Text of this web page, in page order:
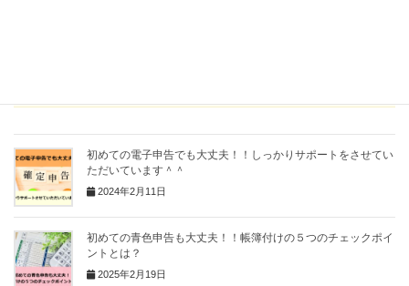
初めての電子申告でも大丈夫！！しっかりサポートをさせてい
ただいています＾＾
2024年2月11日
初めての青色申告も大丈夫！！帳簿付けの５つのチェックポイ
ントとは？
2025年2月19日